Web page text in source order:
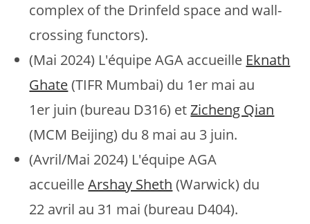
complex of the Drinfeld space and wall-
crossing functors).
(Mai 2024) L'équipe AGA accueille Eknath
Ghate(TIFR Mumbai) du 1er mai au
1er juin (bureau D316) etZicheng Qian
(MCM Beijing) du 8 mai au 3 juin.
(Avril/Mai 2024) L'équipe AGA
accueilleArshay Sheth (Warwick) du
22 avril au 31 mai (bureau D404).